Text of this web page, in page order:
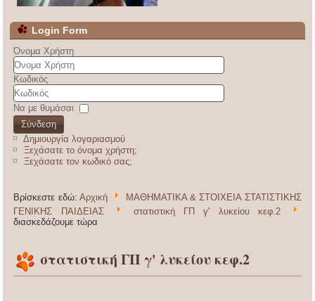
Login Form
Όνομα Χρήστη
Κωδικός
Να με θυμάσαι
Σύνδεση
Δημιουργία λογαριασμού
Ξεχάσατε το όνομα χρήστη;
Ξεχάσατε τον κωδικό σας;
Βρίσκεστε εδώ:Αρχική
ΜΑΘΗΜΑΤΙΚΑ & ΣΤΟΙΧΕΙΑ ΣΤΑΤΙΣΤΙΚΗΣ
ΓΕΝΙΚΗΣ ΠΑΙΔΕΙΑΣ
στατιστική ΓΠ γ' λυκείου κεφ.2
διασκεδάζουμε τώρα
στατιστική ΓΠ γ' λυκείου κεφ.2